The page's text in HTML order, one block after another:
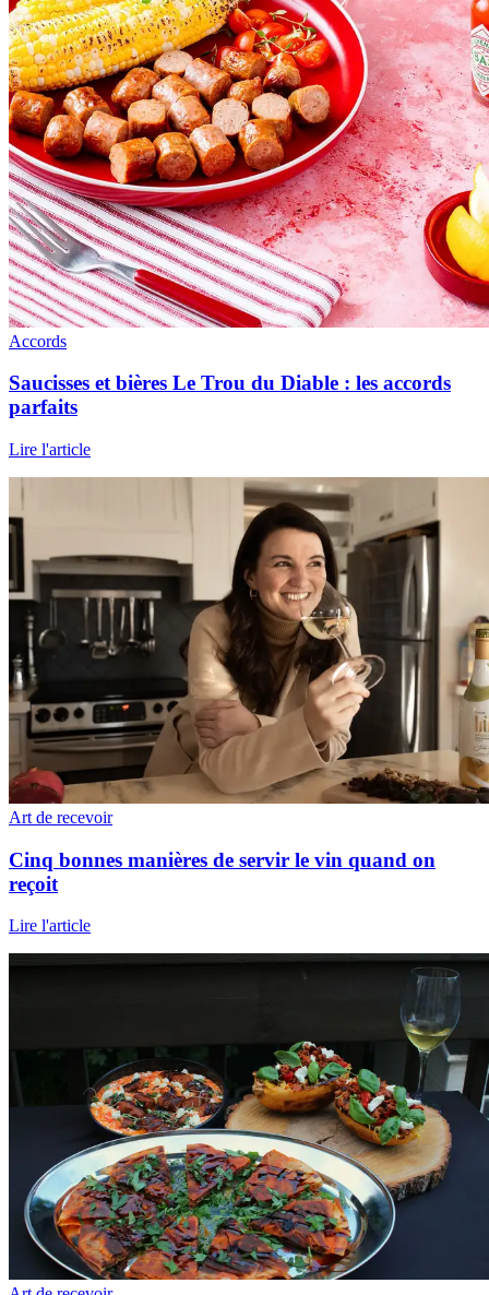
Accords
Saucisses et bières Le Trou du Diable : les accords
parfaits
Lire l'article
Art de recevoir
Cinq bonnes manières de servir le vin quand on
reçoit
Lire l'article